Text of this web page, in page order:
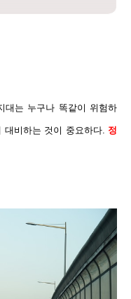
대는 누구나 똑같이 위험하
비하는 것이 중요하다. 정